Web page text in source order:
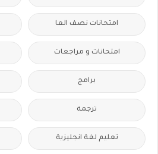
امتحانات نصف العا
امتحانات و مراجعات
برامج
ترجمة
تعليم لغة انجليزية